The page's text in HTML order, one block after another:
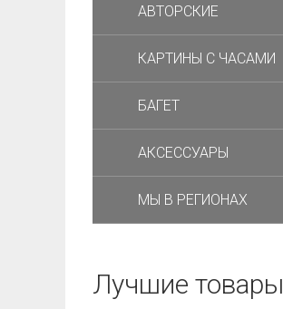
АВТОРСКИЕ
КАРТИНЫ С ЧАСАМИ
БАГЕТ
АКСЕССУАРЫ
МЫ В РЕГИОНАХ
Лучшие товары